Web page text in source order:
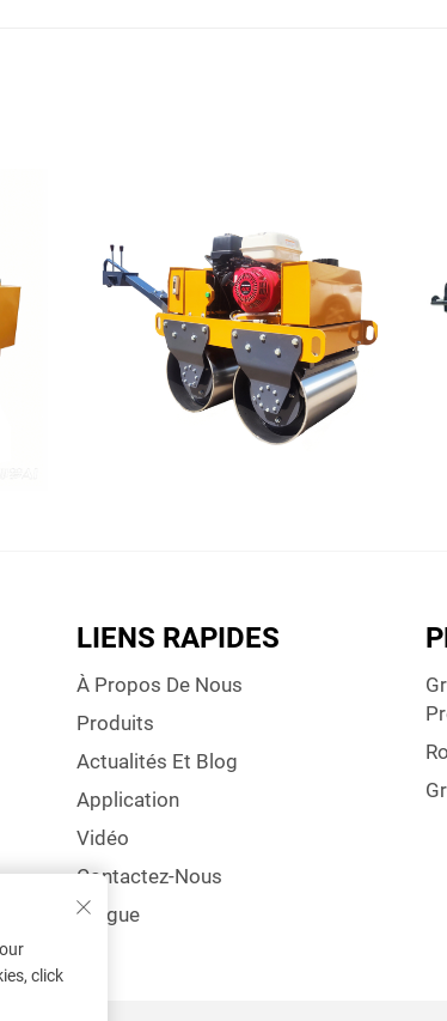
LIENS RAPIDES
À Propos De Nous
Produits
Actualités Et Blog
Application
Vidéo
Contactez-Nous
Blogue
click